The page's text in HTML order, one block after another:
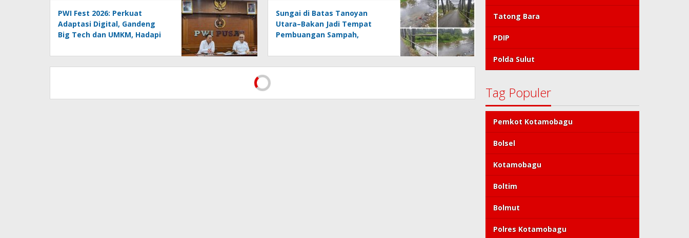
PWI Fest 2026: Perkuat
Adaptasi Digital, Gandeng
Big Tech dan UMKM, Hadapi
Lampung
Sungai di Batas Tanoyan
Utara–Bakan Jadi Tempat
Pembuangan Sampah,
Kontrol Pemerintah
Dipertanyakan
Tatong Bara
PDIP
Polda Sulut
Tag Populer
Pemkot Kotamobagu
Bolsel
Kotamobagu
Boltim
Bolmut
Polres Kotamobagu